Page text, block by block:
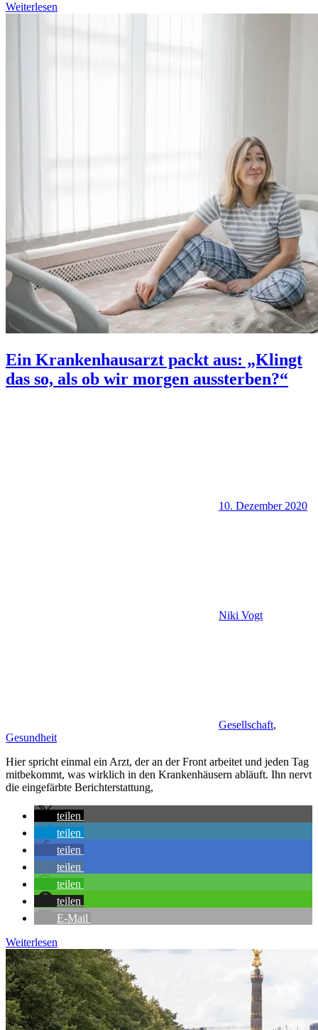
Weiterlesen
Ein Krankenhausarzt packt aus: „Klingt
das so, als ob wir morgen aussterben?“
10. Dezember 2020
Niki Vogt
Gesellschaft,
Gesundheit
Hier spricht einmal ein Arzt, der an der Front arbeitet und jeden Tag
mitbekommt, was wirklich in den Krankenhäusern abläuft. Ihn nervt
die eingefärbte Berichterstattung,
teilen
teilen
teilen
teilen
teilen
teilen
E-Mail
Weiterlesen